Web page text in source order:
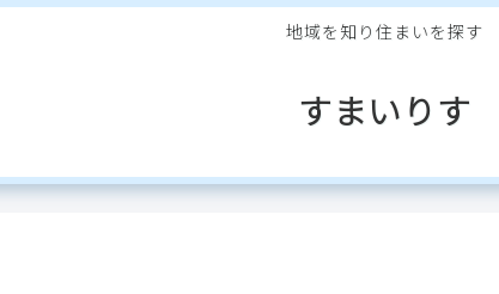
地域を知り住まいを探す
すまいりす